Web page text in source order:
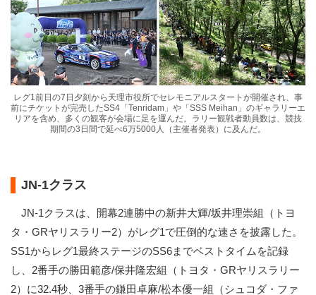
レグ1前日の7日夕刻から天理市役所でセレモニアルスタートが開催され、事
前にチケットが完売したSS4「Tenridam」や「SSS Meihan」のギャラリーエ
リアを含め、多くの観客が会場に足を運んだ。ラリー観戦者動員数は、競技
期間の3日間で延べ6万5000人（主催者発表）に及んだ。
JN-1クラス
JN-1クラスは、開幕2連勝中の新井大輝/坂井理崇組（トヨ
タ・GRヤリスラリー2）がレグ1で圧倒的な速さを披露した。
SS1からレグ1最終ステージのSS6までベストタイムを記録
し、2番手の勝田範彦/保井隆宏組（トヨタ・GRヤリスラリー
2）に32.4秒、3番手の鎌田卓麻/松本優一組（シュコダ・ファ